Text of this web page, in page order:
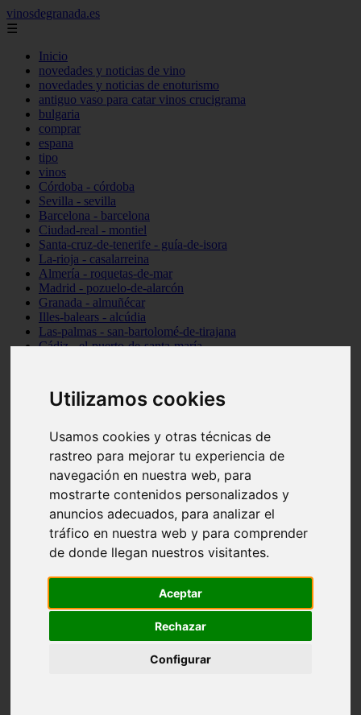
Utilizamos cookies
Usamos cookies y otras técnicas de
rastreo para mejorar tu experiencia de
navegación en nuestra web, para
mostrarte contenidos personalizados y
anuncios adecuados, para analizar el
tráfico en nuestra web y para comprender
de donde llegan nuestros visitantes.
Aceptar
Rechazar
Configurar
vinosdegranada.es
☰
Inicio
novedades y noticias de vino
novedades y noticias de enoturismo
antiguo vaso para catar vinos crucigrama
bulgaria
comprar
espana
tipo
vinos
Córdoba - córdoba
Sevilla - sevilla
Barcelona - barcelona
Ciudad-real - montiel
Santa-cruz-de-tenerife - guía-de-isora
La-rioja - casalarreina
Almería - roquetas-de-mar
Madrid - pozuelo-de-alarcón
Granada - almuñécar
Illes-balears - alcúdia
Las-palmas - san-bartolomé-de-tirajana
Cádiz - el-puerto-de-santa-maría
Santa-cruz-de-tenerife - los-llanos-de-aridane
Cantabria - suances
Granada - monachil
Huesca - isábena
Huesca - alquézar
Huesca - castejón-de-sos
Sevilla - marinaleda
Córdoba - almedinilla
Navarra - zangoza
Cantabria - arenas-de-iguña
Barcelona - la-pobla-de-lillet
Las-palmas - yaiza
Valladolid - fuensaldaña